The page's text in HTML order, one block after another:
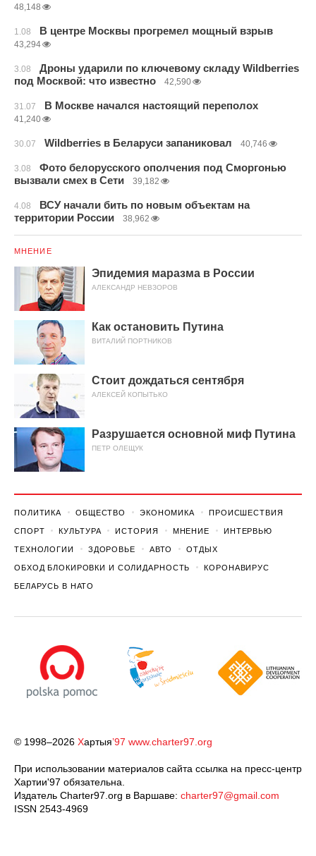
48,148
1.08 В центре Москвы прогремел мощный взрыв
43,294
3.08
Дроны ударили по ключевому складу Wildberries
под Москвой: что известно
42,590
31.07 В Москве начался настоящий переполох
41,240
30.07 Wildberries в Беларуси запаниковал 40,746
3.08
Фото белорусского ополчения под Сморгонью
вызвали смех в Сети
39,182
4.08
ВСУ начали бить по новым объектам на
территории России
38,962
МНЕНИЕ
Эпидемия маразма в России
АЛЕКСАНДР НЕВЗОРОВ
Как остановить Путина
ВИТАЛИЙ ПОРТНИКОВ
Стоит дождаться сентября
АЛЕКСЕЙ КОПЫТЬКО
Разрушается основной миф Путина
ПЕТР ОЛЕЩУК
ПОЛИТИКА ОБЩЕСТВО ЭКОНОМИКА ПРОИСШЕСТВИЯ
СПОРТ КУЛЬТУРА ИСТОРИЯ МНЕНИЕ ИНТЕРВЬЮ
ТЕХНОЛОГИИ ЗДОРОВЬЕ АВТО ОТДЫХ
ОБХОД БЛОКИРОВКИ И СОЛИДАРНОСТЬ КОРОНАВИРУС
БЕЛАРУСЬ В НАТО
© 1998–2026 Хартыя’97 www.charter97.org
При использовании материалов сайта ссылка на пресс-центр
Хартии'97 обязательна.
Издатель Charter97.org в Варшаве: charter97@gmail.com
ISSN 2543-4969